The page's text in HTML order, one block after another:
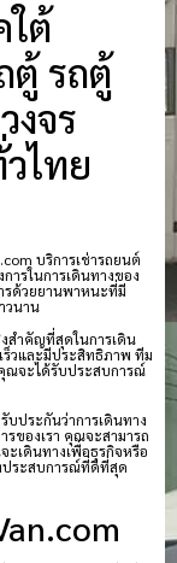
ต้
ตู้ รถตู้
จร
ไทย
บริการเช่ารถยนต์
รในการเดินทางของ
รด้วยยานพาหนะที่มี
วนาน
สำคัญที่สุดในการเดิน
ร็วและมีประสิทธิภาพ ทีม
คุณจะได้รับประสบการณ์
บประกันว่าการเดินทาง
ของเรา คุณจะสามารถ
ะเดินทางเพื่อธุรกิจหรือ
ประสบการณ์ที่ดีที่สุด